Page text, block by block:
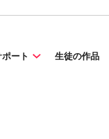
ート 生徒の作品